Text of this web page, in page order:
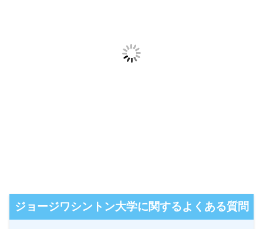
ジョージワシントン大学に関するよくある質問